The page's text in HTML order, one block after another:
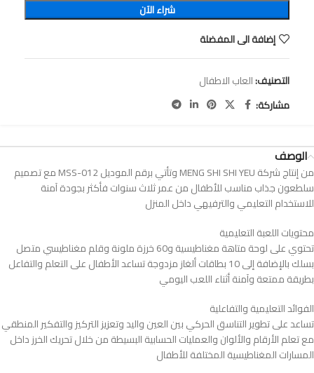
شراء الآن
إضافة الى المفضلة
التصنيف:العاب الاطفال
مشاركة:
الوصف
من إنتاج شركة MENG SHI SHI YEU وتأتي برقم الموديل MSS-012 مع تصميم
سلطعون جذاب مناسب للأطفال من عمر ثلاث سنوات فأكثر بجودة آمنة
للاستخدام التعليمي والترفيهي داخل المنزل
محتويات اللعبة التعليمية
تحتوي على لوحة متاهة مغناطيسية و60 خرزة ملونة وقلم مغناطيسي متصل
بسلك بالإضافة إلى 10 بطاقات ألغاز مزدوجة تساعد الأطفال على التعلم والتفاعل
بطريقة ممتعة وآمنة أثناء اللعب اليومي
الفوائد التعليمية والتفاعلية
تساعد على تطوير التناسق الحركي بين العين واليد وتعزيز التركيز والتفكير المنطقي
مع تعلم الأرقام والألوان والعمليات الحسابية البسيطة من خلال تحريك الخرز داخل
المسارات المغناطيسية المختلفة للأطفال